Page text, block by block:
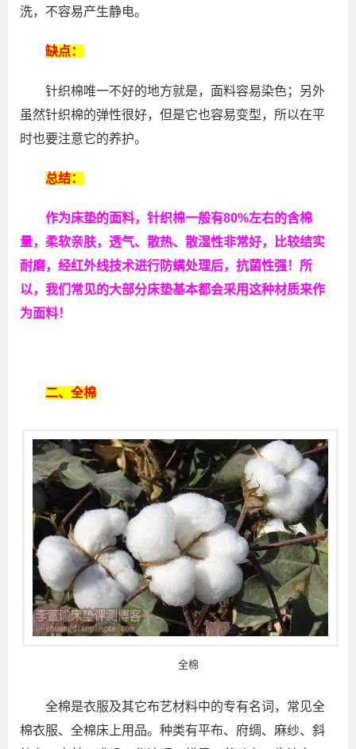
洗，不容易产生静电。
缺点：
针织棉唯一不好的地方就是，面料容易染色；另外
虽然针织棉的弹性很好，但是它也容易变型，所以在平
时也要注意它的养护。
总结：
作为床垫的面料，针织棉一般有80%左右的含棉
量，柔软亲肤，透气、散热、 散湿性非常好，比较结实
耐磨，经红外线技术进行防螨处理后，抗菌性强！所
以，我们常见的大部分床垫基本都会采用这种材质来作
为面料！
二、全棉
全棉
全棉是衣服及其它布艺材料中的专有名词，常见全
棉衣服、全棉床上用品。种类有平布、府绸、麻纱、斜